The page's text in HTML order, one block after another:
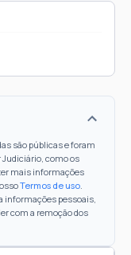
são públicas e foram
como os
mais informações
Termos de uso.
informações pessoais,
com a remoção dos